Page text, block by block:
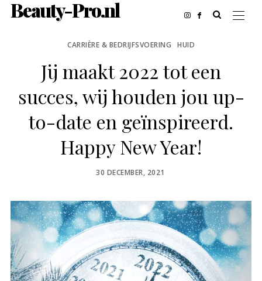
Beauty-Pro.nl
CARRIÈRE & BEDRIJFSVOERING HUID
Jij maakt 2022 tot een
succes, wij houden jou up-
to-date en geïnspireerd.
Happy New Year!
POSTED
30 DECEMBER, 2021